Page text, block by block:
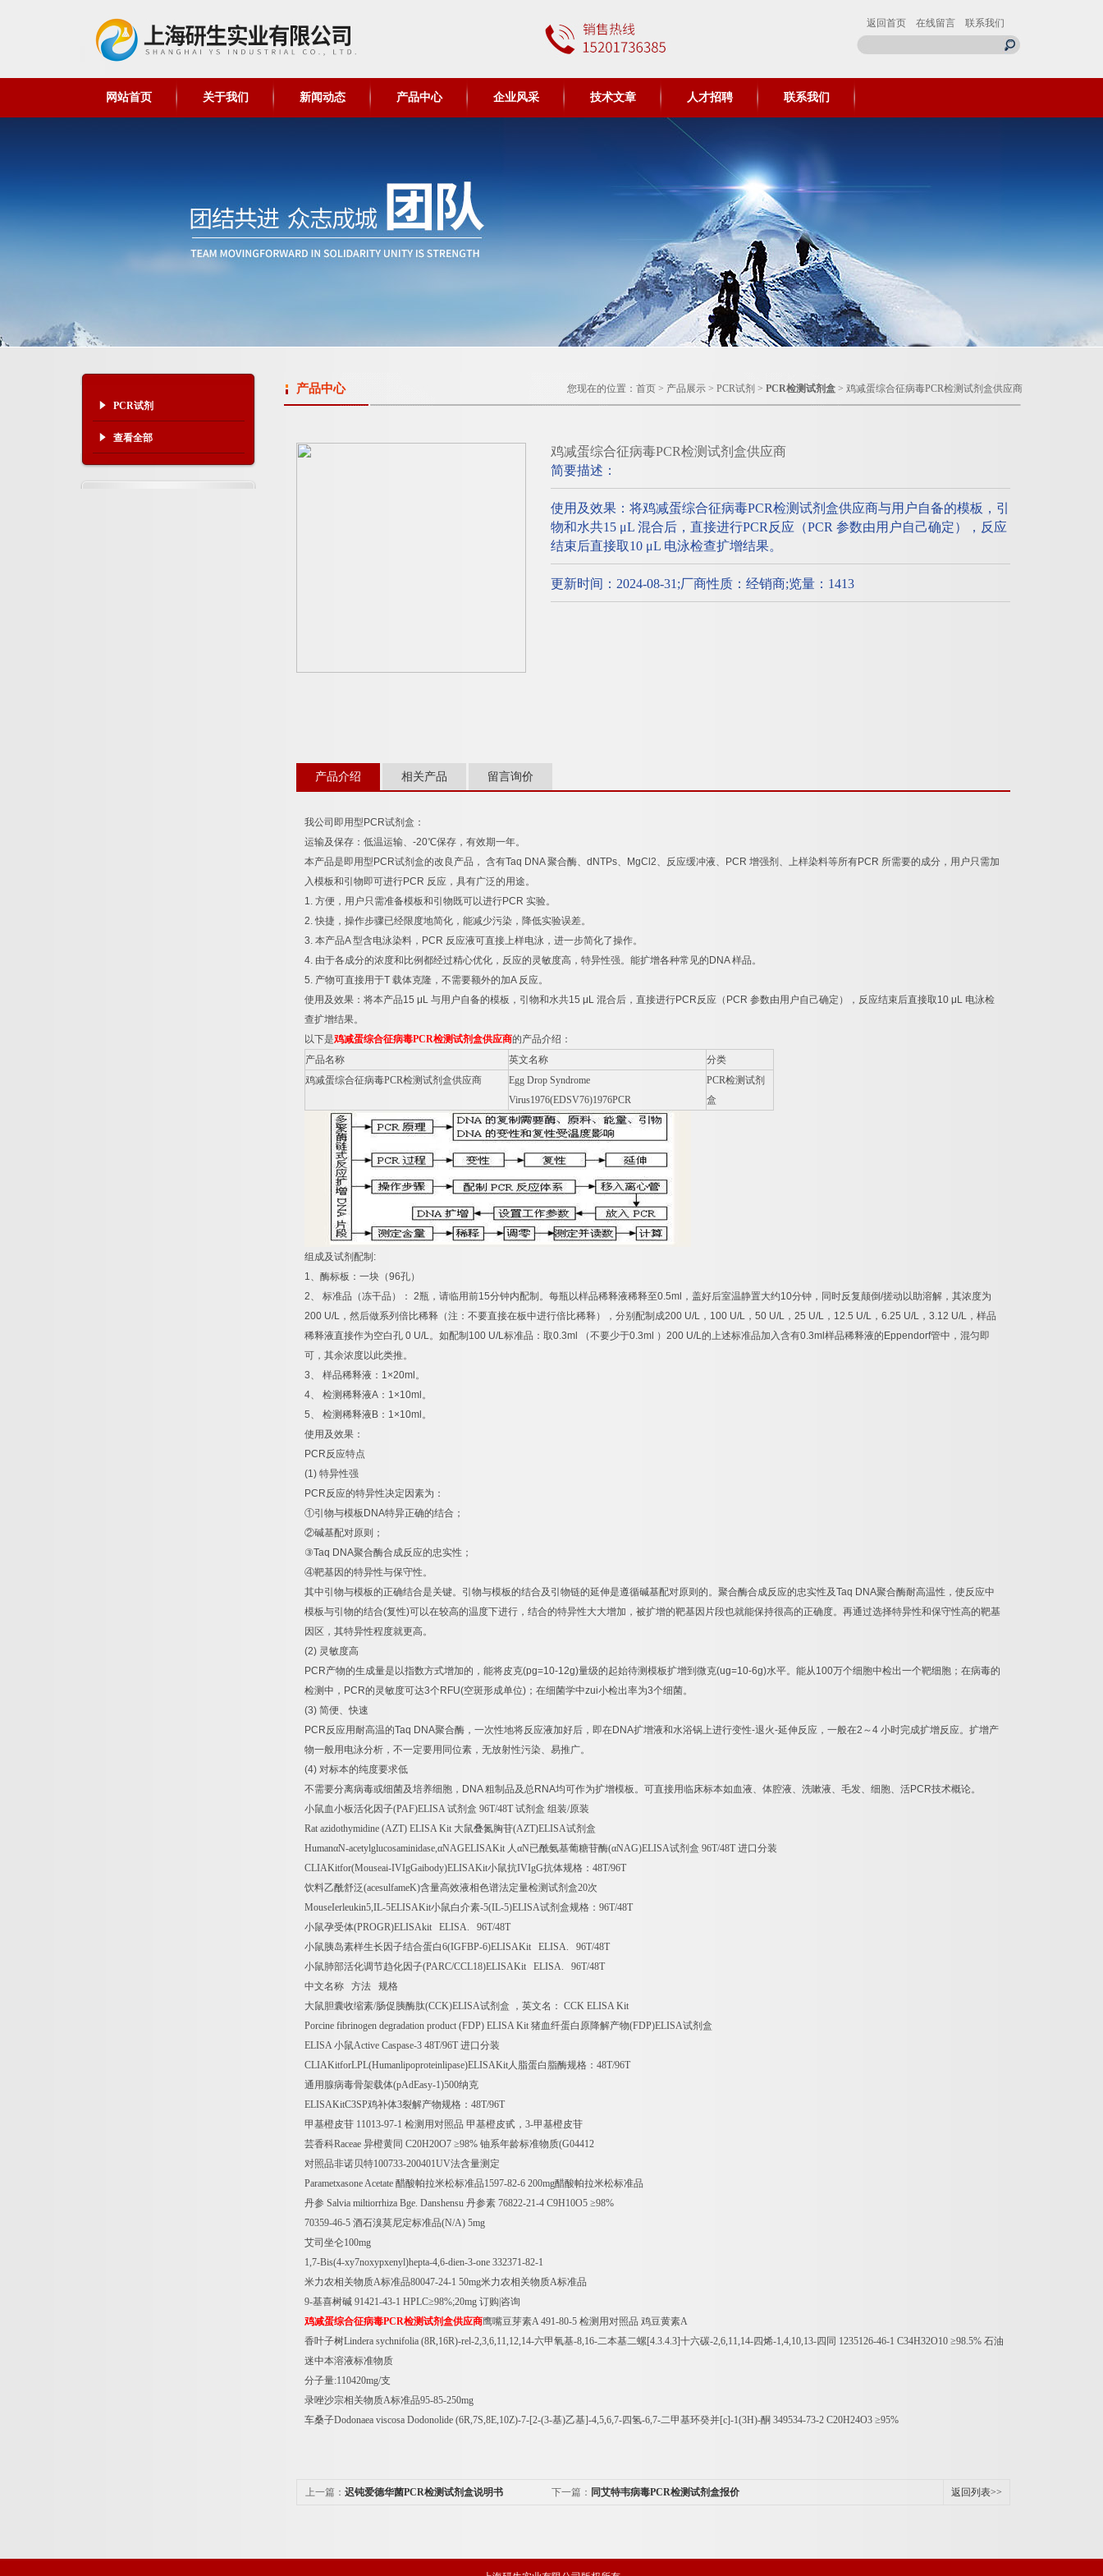
返回首页 在线留言 联系我们
网站首页 关于我们 新闻动态 产品中心 企业风采 技术文章 人才招聘 联系我们
PCR试剂
查看全部
产品中心 您现在的位置： 首页 > 产品展示 > PCR试剂 > PCR检测试剂盒 > 鸡减蛋综合征病毒PCR检测试剂盒供应商
鸡减蛋综合征病毒PCR检测试剂盒供应商
简要描述：
使用及效果：将鸡减蛋综合征病毒PCR检测试剂盒供应商与用户自备的模板，引
物和水共15 μL 混合后，直接进行PCR反应（PCR 参数由用户自己确定），反应
结束后直接取10 μL 电泳检查扩增结果。
更新时间：2024-08-31;厂商性质：经销商;览量：1413
产品介绍 相关产品 留言询价
我公司即用型 PCR试剂盒：
运输及保存：低温运输、 -20℃保存，有效期一年。
本产品是即用型 PCR试剂盒的改良产品， 含有Taq DNA聚合酶、 dNTPs、 MgCl2、反应缓冲液、 PCR 增强剂、上样染料等所有PCR 所需要的成分，用户只需加
入模板和引物即可进行PCR 反应，具有广泛的用途。
1. 方便，用户只需准备模板和引物既可以进行PCR 实验。
2.快捷，操作步骤已经限度地简化，能减少污染，降低实验误差。
3. 本产品A型含电泳染料， PCR 反应液可直接上样电泳，进一步简化了操作。
4. 由于各成分的浓度和比例都经过精心优化，反应的灵敏度高，特异性强。能扩增各种常见的 DNA样品。
5. 产物可直接用于T 载体克隆，不需要额外的加A 反应。
使用及效果：将本产品15 μL 与用户自备的模板，引物和水共15 μL 混合后，直接进行PCR反应（ PCR 参数由用户自己确定），反应结束后直接取10 μL 电泳检
查扩增结果。
以下是鸡减蛋综合征病毒PCR检测试剂盒供应商的产品介绍：
产品名称
英文名称
分类
鸡减蛋综合征病毒PCR检测试剂盒供应商
Egg Drop Syndrome
Virus1976(EDSV76)1976PCR
PCR检测试剂
盒
组成及试剂配制 :
1、酶标板：一块（96孔）
2、 标准品（冻干品）： 2瓶，请临用前15分钟内配制。每瓶以样品稀释液稀释至0.5ml ，盖好后室温静置大约10分钟，同时反复颠倒/搓动以助溶解，其浓度为
200 U/L ，然后做系列倍比稀释（注：不要直接在板中进行倍比稀释），分别配制成200 U/L ， 100 U/L ， 50 U/L ， 25 U/L ， 12.5 U/L ， 6.25 U/L ， 3.12 U/L ，样品
稀释液直接作为空白孔 0 U/L。如配制 100 U/L标准品：取0.3ml （不要少于0.3ml ） 200 U/L的上述标准品加入含有0.3ml 样品稀释液的 Eppendorf管中，混匀即
可，其余浓度以此类推。
3、 样品稀释液： 1×20ml 。
4、 检测稀释液A ： 1×10ml 。
5、 检测稀释液 B ： 1×10ml 。
使用及效果：
PCR反应特点
(1) 特异性强
PCR反应的特异性决定因素为：
①引物与模板 DNA特异正确的结合；
②碱基配对原则；
③Taq DNA聚合酶合成反应的忠实性；
④靶基因的特异性与保守性。
其中引物与模板的正确结合是关键。引物与模板的结合及引物链的延伸是遵循碱基配对原则的。聚合酶合成反应的忠实性及Taq DNA聚合酶耐高温性，使反应中
模板与引物的结合(复性)可以在较高的温度下进行，结合的特异性大大增加，被扩增的靶基因片段也就能保持很高的正确度。再通过选择特异性和保守性高的靶基
因区，其特异性程度就更高。
(2) 灵敏度高
PCR产物的生成量是以指数方式增加的，能将皮克(pg=10-12g)量级的起始待测模板扩增到微克(ug=10-6g)水平。能从100万个细胞中检出一个靶细胞；在病毒的
检测中， PCR的灵敏度可达3个 RFU(空斑形成单位) ；在细菌学中zui小检出率为3个细菌。
(3) 简便、快速
PCR反应用耐高温的Taq DNA聚合酶，一次性地将反应液加好后，即在DNA扩增液和水浴锅上进行变性-退火-延伸反应，一般在2 ～4 小时完成扩增反应。扩增产
物一般用电泳分析，不一定要用同位素，无放射性污染、易推广。
(4) 对标本的纯度要求低
不需要分离病毒或细菌及培养细胞， DNA粗制品及总 RNA均可作为扩增模板。可直接用临床标本如血液、体腔液、洗嗽液、毛发、细胞、活PCR技术概论。
小鼠血小板活化因子(PAF)ELISA试剂盒 96T/48T 试剂盒 组装/原装
Rat azidothymidine (AZT) ELISA Kit 大鼠叠氮胸苷(AZT)ELISA试剂盒
HumanαN-acetylglucosaminidase,αNAGELISAKit 人αN已酰氨基葡糖苷酶(αNAG)ELISA试剂盒 96T/48T 进口分装
CLIAKitfor(Mouseai-IVIgGaibody)ELISAKit小鼠抗IVIgG抗体规格： 48T/96T
饮料乙酰舒泛(acesulfameK)含量高效液相色谱法定量检测试剂盒20次
MouseIerleukin5,IL-5ELISAKit小鼠白介素-5(IL-5)ELISA试剂盒规格： 96T/48T
小鼠孕受体(PROGR)ELISAkit ELISA. 96T/48T
小鼠胰岛素样生长因子结合蛋白6(IGFBP-6)ELISAKit ELISA. 96T/48T
小鼠肺部活化调节趋化因子(PARC/CCL18)ELISAKit ELISA. 96T/48T
中文名称
方法
规格
大鼠胆囊收缩素/肠促胰酶肽(CCK)ELISA试剂盒 ，英文名： CCK ELISA Kit
Porcine fibrinogen degradation product (FDP) ELISA Kit 猪血纤蛋白原降解产物(FDP)ELISA试剂盒
ELISA小鼠Active Caspase-3 48T/96T 进口分装
CLIAKitforLPL(Humanlipoproteinlipase)ELISAKit人脂蛋白脂酶规格： 48T/96T
通用腺病毒骨架载体(pAdEasy-1)500纳克
ELISAKitC3SP鸡补体3裂解产物规格： 48T/96T
甲基橙皮苷 11013-97-1 检测用对照品 甲基橙皮甙， 3-甲基橙皮苷
芸香科Raceae 异橙黄同 C20H20O7 ≥98% 铀系年龄标准物质(G04412
对照品非诺贝特100733-200401UV法含量测定
Parametxasone Acetate 醋酸帕拉米松标准品1597-82-6 200mg醋酸帕拉米松标准品
丹参 Salvia miltiorrhiza Bge. Danshensu 丹参素 76822-21-4 C9H10O5 ≥98%
70359-46-5 酒石溴莫尼定标准品(N/A) 5mg
艾司坐仑100mg
1,7-Bis(4-xy7noxypxenyl)hepta-4,6-dien-3-one 332371-82-1
米力农相关物质A标准品80047-24-1 50mg米力农相关物质A标准品
9-基喜树碱 91421-43-1 HPLC≥98%;20mg 订购 咨询
鸡减蛋综合征病毒PCR检测试剂盒供应商鹰嘴豆芽素A 491-80-5 检测用对照品 鸡豆黄素A
香叶子树Lindera sychnifolia (8R,16R)-rel-2,3,6,11,12,14-六甲氧基-8,16-二本基二螺 [4.3.4.3]十六碳-2,6,11,14-四烯-1,4,10,13-四同 1235126-46-1 C34H32O10 ≥98.5% 石油
迷中本溶液标准物质
分子量:110420mg/支
录唑沙宗相关物质A标准品95-85-250mg
车桑子Dodonaea viscosa Dodonolide (6R,7S,8E,10Z)-7-[2-(3-基)乙基]-4,5,6,7-四氢-6,7-二甲基环癸并[c]-1(3H)-酮 349534-73-2 C20H24O3 ≥95%
上一篇： 迟钝爱德华菌PCR检测试剂盒说明书 下一篇： 同艾特韦病毒PCR检测试剂盒报价 返回列表>>